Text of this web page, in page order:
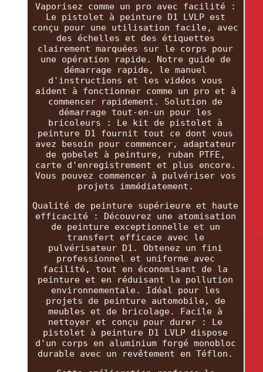
Vaporisez comme un pro avec facilité :
Le pistolet à peinture D1 LVLP est
conçu pour une utilisation facile, avec
des échelles et des étiquettes
clairement marquées sur le corps pour
une opération rapide. Notre guide de
démarrage rapide, le manuel
d'instructions et les vidéos vous
aident à fonctionner comme un pro et à
commencer rapidement. Solution de
démarrage tout-en-un pour les
bricoleurs : Le kit de pistolet à
peinture D1 fournit tout ce dont vous
avez besoin pour commencer, adaptateur
de gobelet à peinture, ruban PTFE,
carte d'enregistrement et plus encore.
Vous pouvez commencer à pulvériser vos
projets immédiatement.
Qualité de peinture supérieure et haute
efficacité : Découvrez une atomisation
de peinture exceptionnelle et un
transfert efficace avec le
pulvérisateur D1. Obtenez un fini
professionnel et uniforme avec
facilité, tout en économisant de la
peinture et en réduisant la pollution
environnementale. Idéal pour les
projets de peinture automobile, de
meubles et de bricolage. Facile à
nettoyer et conçu pour durer : Le
pistolet à peinture D1 LVLP dispose
d'un corps en aluminium forgé monobloc
durable avec un revêtement en Téflon.